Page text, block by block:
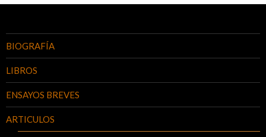
BIOGRAFÍA
LIBROS
ENSAYOS BREVES
ARTICULOS